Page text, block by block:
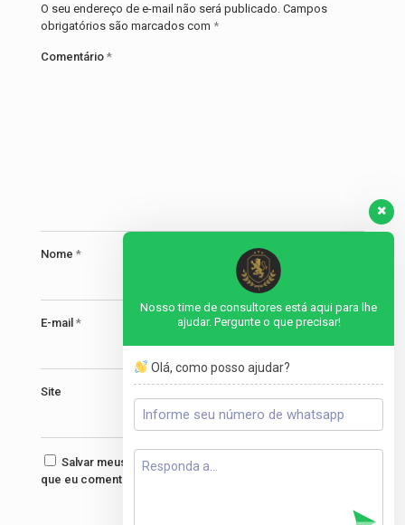
O seu endereço de e-mail não será publicado. Campos
obrigatórios são marcados com *
Comentário *
Nome *
E-mail *
Site
Salvar meus dados neste navegador para a próxima vez
que eu comentar.
Nosso time de consultores está aqui para lhe
ajudar. Pergunte o que precisar!
Olá, como posso ajudar?